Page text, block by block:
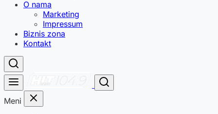
O nama
Marketing
Impressum
Biznis zona
Kontakt
Meni